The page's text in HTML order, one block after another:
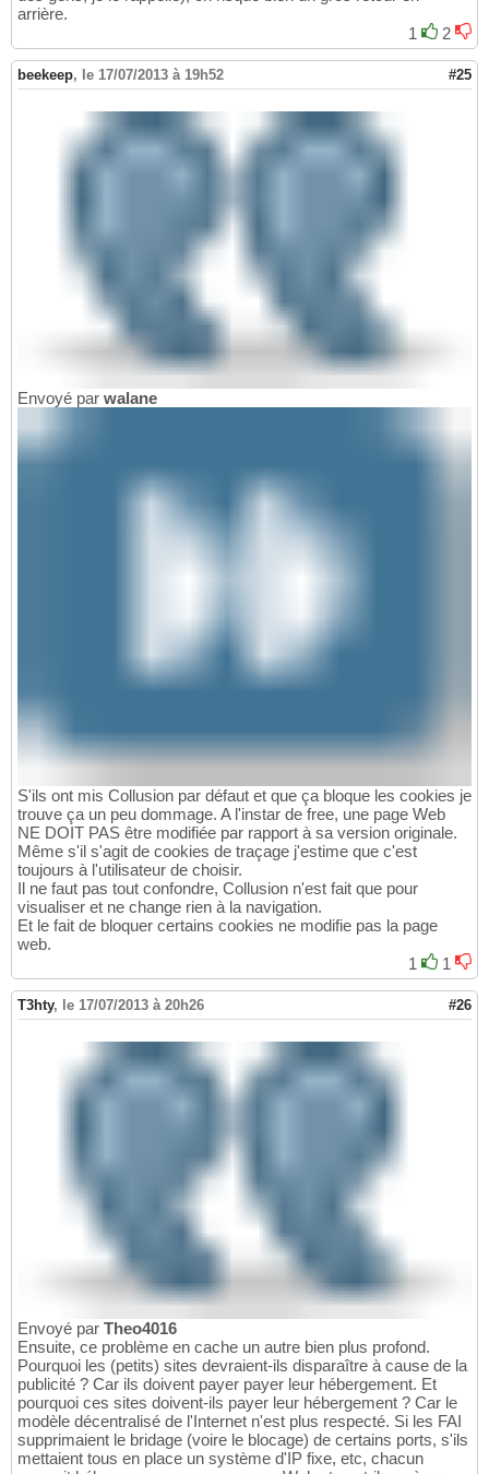
arrière.
1
2
beekeep, le 17/07/2013 à 19h52 #25
Envoyé par walane
S'ils ont mis Collusion par défaut et que ça bloque les cookies je
trouve ça un peu dommage. A l'instar de free, une page Web
NE DOIT PAS être modifiée par rapport à sa version originale.
Même s'il s'agit de cookies de traçage j'estime que c'est
toujours à l'utilisateur de choisir.
Il ne faut pas tout confondre, Collusion n'est fait que pour
visualiser et ne change rien à la navigation.
Et le fait de bloquer certains cookies ne modifie pas la page
web.
1
1
T3hty, le 17/07/2013 à 20h26 #26
Envoyé par Theo4016
Ensuite, ce problème en cache un autre bien plus profond.
Pourquoi les (petits) sites devraient-ils disparaître à cause de la
publicité ? Car ils doivent payer payer leur hébergement. Et
pourquoi ces sites doivent-ils payer leur hébergement ? Car le
modèle décentralisé de l'Internet n'est plus respecté. Si les FAI
supprimaient le bridage (voire le blocage) de certains ports, s'ils
mettaient tous en place un système d'IP fixe, etc, chacun